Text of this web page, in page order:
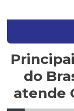
do
atende